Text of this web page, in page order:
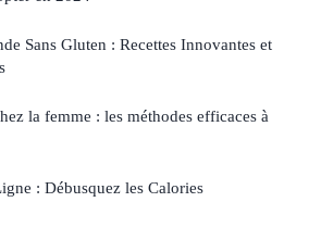
Sans Gluten : Recettes Innovantes et
la femme : les méthodes efficaces à
: Débusquez les Calories